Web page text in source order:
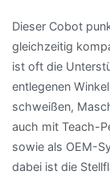
Dieser Cobot
gleichzeitig
ist oft die
entlegenen
schweißen,
auch mit Teach-
sowie als OEM-
dabei ist die